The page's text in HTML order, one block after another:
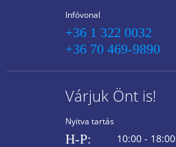
Infóvonal
+36 1 322 0032
+36 70 469-9890
Várjuk Önt is!
Nyitva tartás
H-P: 10:00 - 18:00